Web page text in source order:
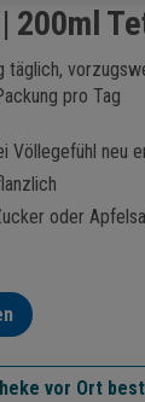
| 200ml
täglich,
pro Tag
Völlegefühl neu
oder
vor Ort